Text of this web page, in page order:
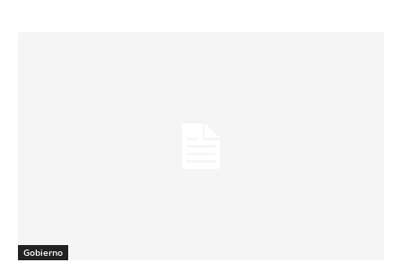
Gobierno